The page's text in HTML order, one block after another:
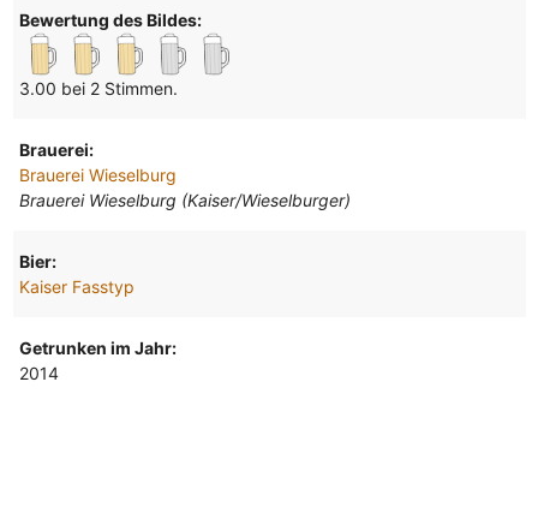
Bewertung des Bildes:
3.00 bei 2 Stimmen.
Brauerei:
Brauerei Wieselburg
Brauerei Wieselburg (Kaiser/Wieselburger)
Bier:
Kaiser Fasstyp
Getrunken im Jahr:
2014